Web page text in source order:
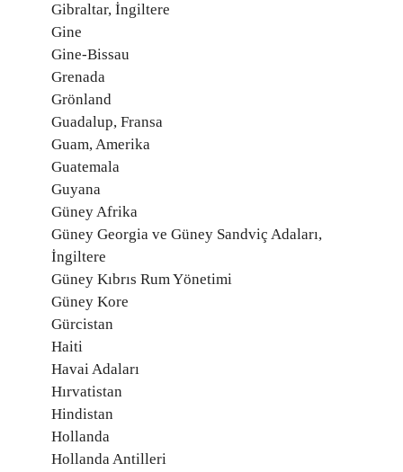
Gibraltar, İngiltere
Gine
Gine-Bissau
Grenada
Grönland
Guadalup, Fransa
Guam, Amerika
Guatemala
Guyana
Güney Afrika
Güney Georgia ve Güney Sandviç Adaları,
İngiltere
Güney Kıbrıs Rum Yönetimi
Güney Kore
Gürcistan
Haiti
Havai Adaları
Hırvatistan
Hindistan
Hollanda
Hollanda Antilleri